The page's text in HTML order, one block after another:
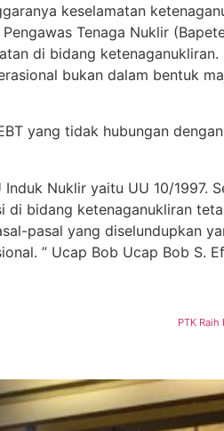
keselamatan
Tenaga Nuklir
di bidang
bukan dalam bentuk
yang tidak hubungan
Nuklir yaitu UU 10/1997.
bidang ketenaganukliran
pasal yang diselundupkan
” Ucap Bob Ucap Bob S.
PTK